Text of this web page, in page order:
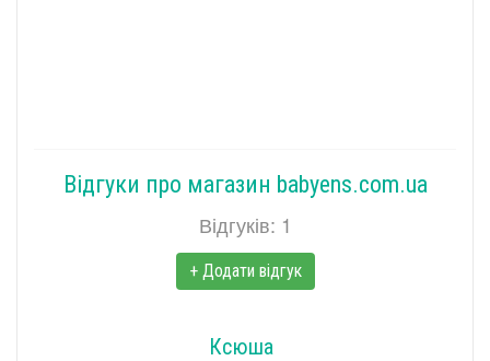
Відгуки про магазин babyens.com.ua
Відгуків: 1
+ Додати відгук
Ксюша